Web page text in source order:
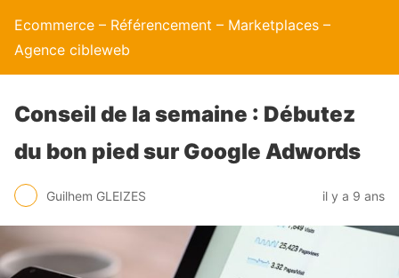
Ecommerce – Référencement – Marketplaces –
Agence cibleweb
Conseil de la semaine : Débutez
du bon pied sur Google Adwords
Guilhem GLEIZES il y a 9 ans